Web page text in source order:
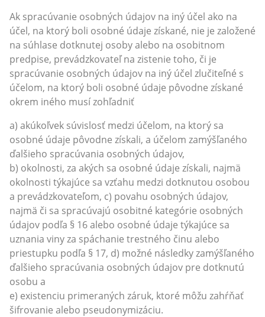
Ak spracúvanie osobných údajov na iný účel ako na
účel, na ktorý boli osobné údaje získané, nie je založené
na súhlase dotknutej osoby alebo na osobitnom
predpise, prevádzkovateľ na zistenie toho, či je
spracúvanie osobných údajov na iný účel zlučiteľné s
účelom, na ktorý boli osobné údaje pôvodne získané
okrem iného musí zohľadniť
a) akúkoľvek súvislosť medzi účelom, na ktorý sa
osobné údaje pôvodne získali, a účelom zamýšľaného
ďalšieho spracúvania osobných údajov,
b) okolnosti, za akých sa osobné údaje získali, najmä
okolnosti týkajúce sa vzťahu medzi dotknutou osobou
a prevádzkovateľom, c) povahu osobných údajov,
najmä či sa spracúvajú osobitné kategórie osobných
údajov podľa § 16 alebo osobné údaje týkajúce sa
uznania viny za spáchanie trestného činu alebo
priestupku podľa § 17, d) možné následky zamýšľaného
ďalšieho spracúvania osobných údajov pre dotknutú
osobu a
e) existenciu primeraných záruk, ktoré môžu zahŕňať
šifrovanie alebo pseudonymizáciu.